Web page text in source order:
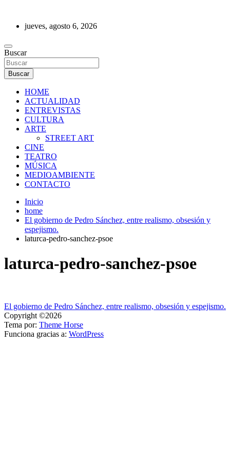
contenidojueves, agosto 6, 2026
REVISTA DE PRENSA
Buscar
Buscar
HOME
ACTUALIDAD
ENTREVISTAS
CULTURA
ARTE
STREET ART
CINE
TEATRO
MÚSICA
MEDIOAMBIENTE
CONTACTO
Inicio
home
El gobierno de Pedro Sánchez, entre realismo, obsesión y
espejismo.
laturca-pedro-sanchez-psoe
laturca-pedro-sanchez-psoe
Navegación
de
entradas
El gobierno de Pedro Sánchez, entre realismo, obsesión y espejismo.
Copyright ©2026
Tema por: Theme Horse
Funciona gracias a: WordPress